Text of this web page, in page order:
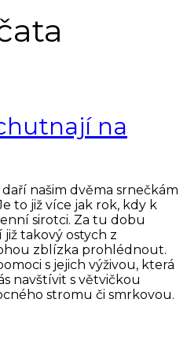
na
našim dvěma srnečkám
to již více jak rok, kdy k
sirotci. Za tu dobu
takový ostych z
zblízka prohlédnout.
s jejich výživou, která
navštívit s větvičkou
stromu či smrkovou.